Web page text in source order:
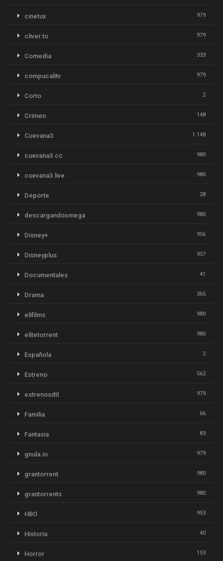
cinetux 979
cliver.to 979
Comedia 333
compucalitv 979
Corto 2
Crimen 148
Cuevana3 1.148
cuevana3.cc 980
cuevana3.live 980
Deporte 28
descargandoxmega 980
Disney+ 956
Disneyplus 957
Documentales 41
Drama 365
elifilms 980
elitetorrent 980
Española 2
Estreno 562
estrenosdtl 979
Familia 66
Fantasia 83
gnula.io 979
grantorrent 980
grantorrents 980
HBO 953
Historia 40
Horror 153